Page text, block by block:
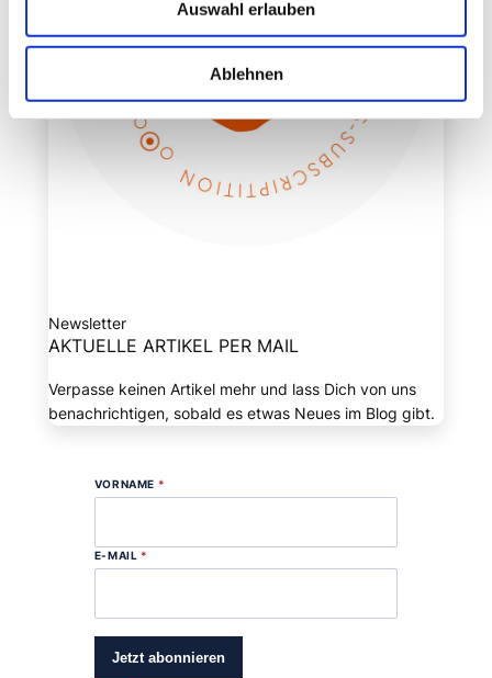
Auswahl erlauben
Ablehnen
Newsletter
AKTUELLE ARTIKEL PER MAIL
Verpasse keinen Artikel mehr und lass Dich von uns
benachrichtigen, sobald es etwas Neues im Blog gibt.
VORNAME *
E-MAIL *
Jetzt abonnieren